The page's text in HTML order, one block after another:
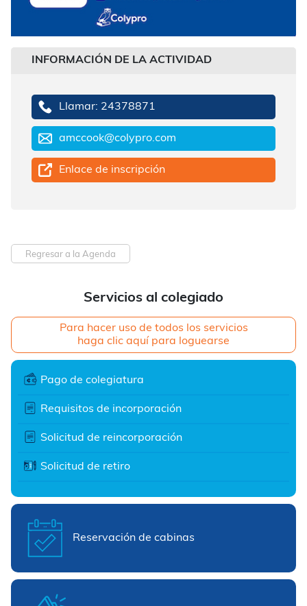
Servicios al colegiado
Para hacer uso de todos los servicios
haga clic aquí para loguearse
Pago de colegiatura
Requisitos de incorporación
Solicitud de reincorporación
Solicitud de retiro
Reservación de cabinas
INFORMACIÓN DE LA ACTIVIDAD
Llamar: 24378871
amccook@colypro.com
Enlace de inscripción
Regresar a la Agenda